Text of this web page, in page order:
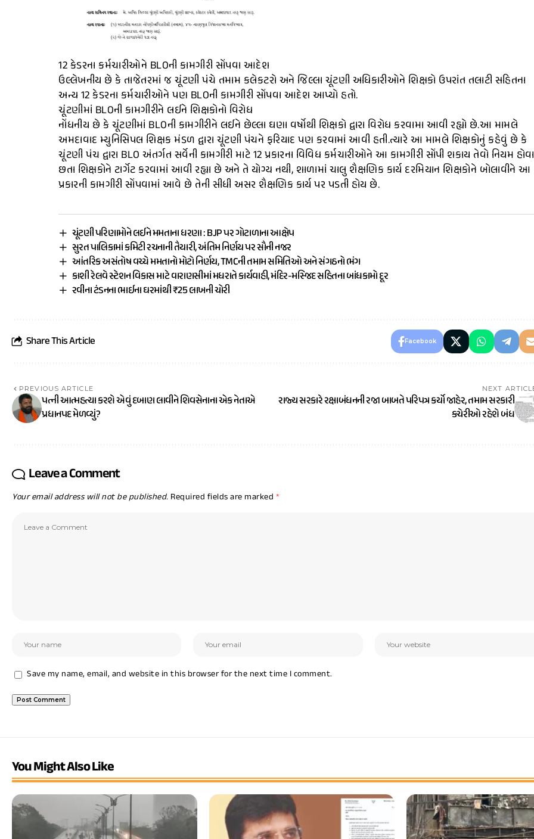
12 કેડરના કર્મચારીઓને BLOની કામગીરી સોંપવા આદેશ
ઉલ્લેખનીય છે કે તાજેતરમાં જ ચૂંટણી પંચે તમામ કલેકટરો અને જિલ્લા ચૂંટણી અધિકારીઓને શિક્ષકો ઉપરાંત તલાટી સહિતના
અન્ય 12 કેડરના કર્મચારીઓને પણ BLOની કામગીરી સોંપવા આદેશ આપ્યો હતો.
ચૂંટણીમાં BLOની કામગીરીને લઈને શિક્ષકોનો વિરોધ
નોંધનીય છે કે ચૂંટણીમાં BLOની કામગીરીને લઈને છેલ્લા ઘણા વર્ષોથી શિક્ષકો દ્વારા વિરોધ કરવામા આવી રહ્યો છે.આ મામલે
અમદાવાદ મ્યુનિસિપલ શિક્ષક મંડળ દ્વારા ચૂંટણી પંચને ફરિયાદ પણ કરવામાં આવી હતી.ત્યારે આ મામલે શિક્ષકોનું કહેવું છે કે
ચૂંટણી પંચ દ્વારા BLO અંતર્ગત સર્વેની કામગીરી માટે 12 પ્રકારના વિવિધ કર્મચારીઓને આ કામગીરી સોંપી શકાય તેવો નિયમ હોવા
છતા શિક્ષકોને ટાર્ગેટ કરવામાં આવી રહ્યા છે અને તે યોગ્ય નથી, શાળામાં ચાલુ શૈક્ષણિક કાર્ય દરમિયાન શિક્ષકોને બોલાવીને આ
પ્રકારની કામગીરી સોંપવામાં આવે છે તેની સીધી અસર શૈક્ષણિક કાર્ય પર પડતી હોય છે.
ચૂંટણી પરિણામોને લઈને મમતાના ધરણા : BJP પર ગોટાળાના આક્ષેપ
સુરત પાલિકામાં કમિટી રચનાની તૈયારી, અંતિમ નિર્ણય પર સૌની નજર
આંતરિક અસંતોષ વચ્ચે મમતાનો મોટો નિર્ણય, TMCની તમામ સમિતિઓ અને સંગઠનો ભંગ
કાશી રેલવે સ્ટેશન વિકાસ માટે વારાણસીમાં મધરાતે કાર્યવાહી, મંદિર-મસ્જિદ સહિતના બાંધકામો દૂર
રવીના ટંડનના ભાઈના ઘરમાંથી ₹25 લાખની ચોરી
Share This Article Facebook
PREVIOUS ARTICLE
પત્ની આત્મહત્યા કરશે એવું દબાણ લાવીને શિવસેનાના એક નેતાએ
પ્રધાનપદ મેળવ્યું?
NEXT
રાજ્ય સરકારે રક્ષાબંધનની રજા બાબતે પરિપત્ર કર્યો જાહેર, તમામ સરકારી
કચેરીઓ રહેશે બંધ
Leave a Comment
Your email address will not be published. Required fields are marked *
Save my name, email, and website in this browser for the next time I comment.
You Might Also Like